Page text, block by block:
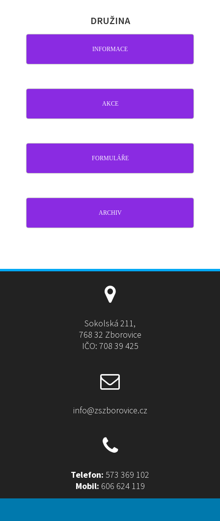
DRUŽINA
INFORMACE
AKCE
FORMULÁŘE
ARCHIV
Sokolská 211,
768 32 Zborovice
IČO: 708 39 425
info@zszborovice.cz
Telefon: 573 369 102
Mobil: 606 624 119